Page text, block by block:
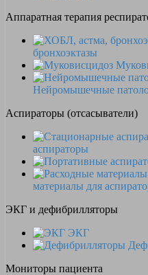
Аппаратная терапия
бронхоэктазы
Нейромышечные
Аспираторы (отсасыватели)
аспираторы
материалы для
ЭКГ и дефибрилляторы
ЭКГ
Мониторы пациента